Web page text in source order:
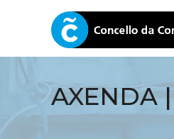
AXENDA